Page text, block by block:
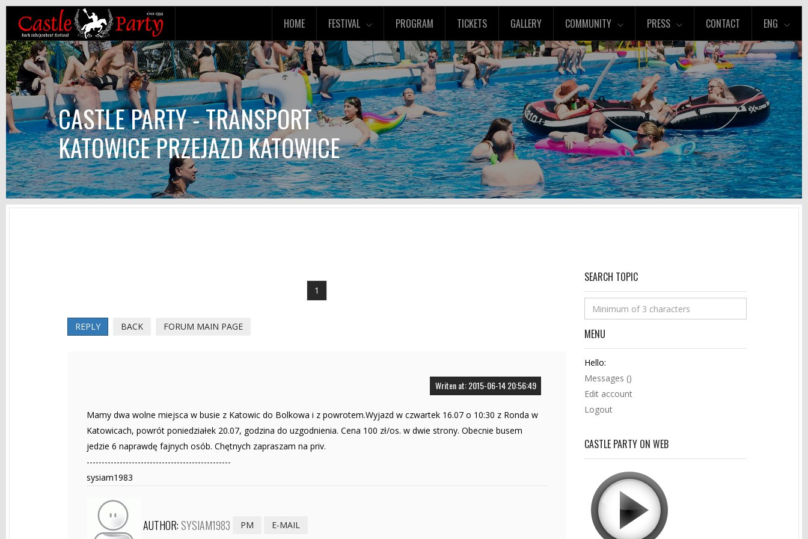
HOME FESTIVAL PROGRAM TICKETS GALLERY COMMUNITY PRESS CONTACT ENG
CASTLE PARTY - TRANSPORT
KATOWICE PRZEJAZD KATOWICE
1
REPLY BACK FORUM MAIN PAGE
Writen at: 2015-06-14 20:56:49
Mamy dwa wolne miejsca w busie z Katowic do Bolkowa i z powrotem.Wyjazd w czwartek 16.07 o 10:30 z Ronda w
Katowicach, powrót poniedziałek 20.07, godzina do uzgodnienia. Cena 100 zł/os. w dwie strony. Obecnie busem
jedzie 6 naprawdę fajnych osób. Chętnych zapraszam na priv.
------------------------------------------------
sysiam1983
AUTHOR:SYSIAM1983 PM E-MAIL
SEARCH TOPIC
MENU
Hello:
Messages ()
Edit account
Logout
CASTLE PARTY ON WEB